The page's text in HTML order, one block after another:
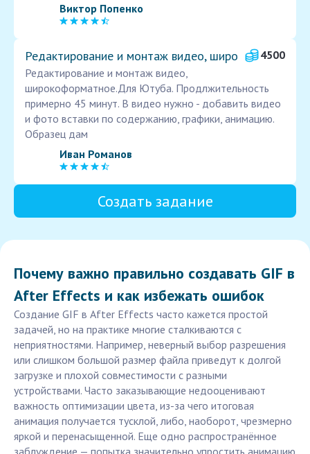
Виктор Попенко
Редактирование и монтаж видео, широ
4500
Редактирование и монтаж видео,
широкоформатное.Для Ютуба. Продлжительность
примерно 45 минут. В видео нужно - добавить видео
и фото вставки по содержанию, графики, анимацию.
Образец дам
Иван Романов
Создать задание
Почему важно правильно создавать GIF в
After Effects и как избежать ошибок
Создание GIF в After Effects часто кажется простой
задачей, но на практике многие сталкиваются с
неприятностями. Например, неверный выбор разрешения
или слишком большой размер файла приведут к долгой
загрузке и плохой совместимости с разными
устройствами. Часто заказывающие недооценивают
важность оптимизации цвета, из-за чего итоговая
анимация получается тусклой, либо, наоборот, чрезмерно
яркой и перенасыщенной. Еще одно распространённое